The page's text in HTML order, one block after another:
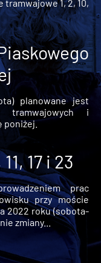
1, 2, 10,
planowane jest
tramwajowych i
poniżej.
17 i 23
prac
przy moście
2022 roku (sobota-
zmiany...